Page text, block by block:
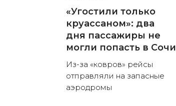
«Угостили только
круассаном»: два
дня пассажиры не
могли попасть в Сочи
Из-за «ковров» рейсы
отправляли на запасные
аэродромы